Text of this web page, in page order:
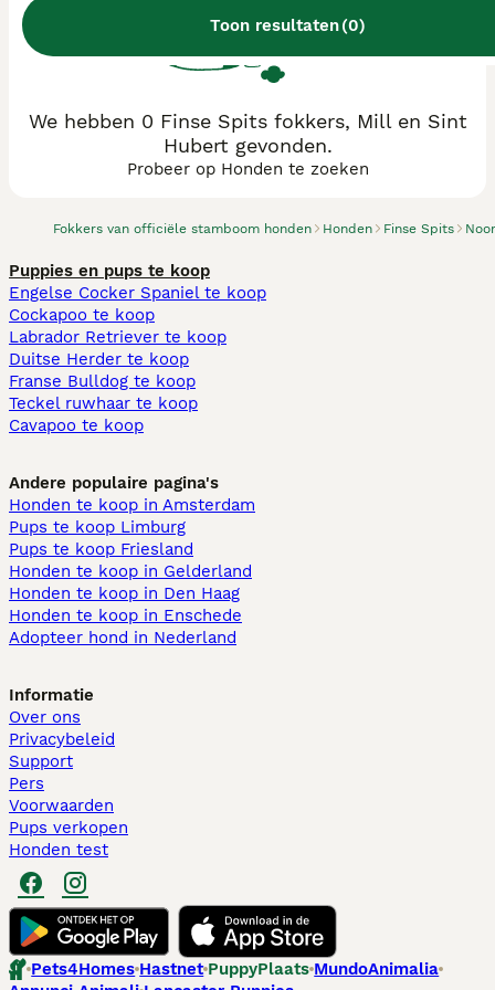
Toon resultaten(0)
Fokkers van officiële stamboom honden Honden Finse Spits
We hebben 0 Finse Spits fokkers, Mill en Sint
Hubert gevonden.
Probeer op Honden te zoeken
Puppies en pups te koop
Engelse Cocker Spaniel te koop
Cockapoo te koop
Labrador Retriever te koop
Duitse Herder te koop
Franse Bulldog te koop
Teckel ruwhaar te koop
Cavapoo te koop
Andere populaire pagina's
Honden te koop in Amsterdam
Pups te koop Limburg​
Pups te koop Friesland​
Honden te koop in Gelderland
Honden te koop in Den Haag
Honden te koop in Enschede
Adopteer hond in Nederland
Informatie
Over ons
Privacybeleid
Support
Pers
Voorwaarden
Pups verkopen
Honden test
Pets4Homes Hastnet PuppyPlaats MundoAnimalia